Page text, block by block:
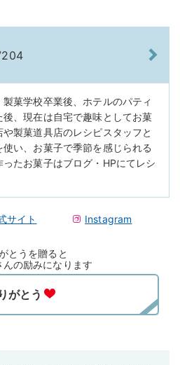
菓学校卒業後、ホテルのパティ
、現在は自宅で趣味としてお菓
製菓道具店のレシピスタッフと
い、お菓子で季節を感じられる
たお菓子はブログ・HPにてレシ
サイト Instagram
とうを贈ると
んの励みになります